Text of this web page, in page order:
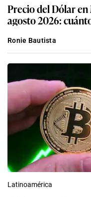
Precio del Dólar en
agosto 2026:
Ronie Bautista
Latinoamérica